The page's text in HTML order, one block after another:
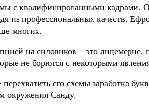
с квалифицированными кадрами.
из профессиональных качеств.
многих.
на силовиков – это
не борются с некоторыми
его схемы заработка
окружения Санду.